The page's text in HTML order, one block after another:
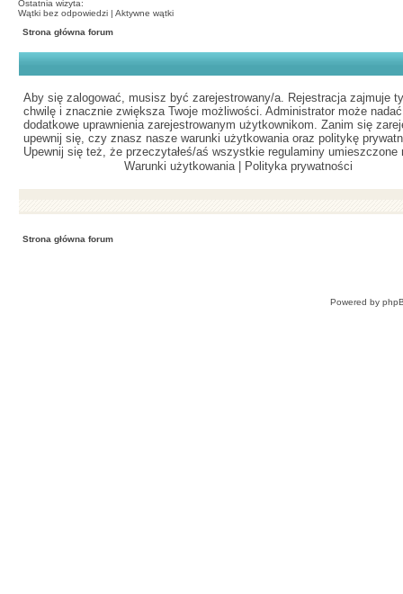
Ostatnia wizyta:
Wątki bez odpowiedzi | Aktywne wątki
Strona główna forum
Aby się zalogować, musisz być zarejestrowany/a. Rejestracja zajmuje
chwilę i znacznie zwiększa Twoje możliwości. Administrator może nadać
dodatkowe uprawnienia zarejestrowanym użytkownikom. Zanim się
upewnij się, czy znasz nasze warunki użytkowania oraz politykę
Upewnij się też, że przeczytałeś/aś wszystkie regulaminy umieszczone
Warunki użytkowania| Polityka prywatności
Strona główna forum
Powered by